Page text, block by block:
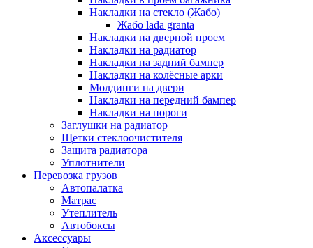
Накладки на стекло (Жабо)
Жабо lada granta
Накладки на дверной проем
Накладки на радиатор
Накладки на задний бампер
Накладки на колёсные арки
Молдинги на двери
Накладки на передний бампер
Накладки на пороги
Заглушки на радиатор
Щетки стеклоочистителя
Защита радиатора
Уплотнители
Перевозка грузов
Автопалатка
Матрас
Утеплитель
Автобоксы
Аксессуары